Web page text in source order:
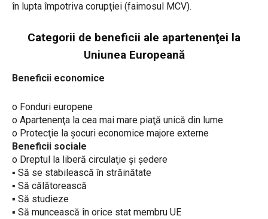
în lupta împotriva corupţiei (faimosul MCV).
Categorii de beneficii ale apartenenţei la
Uniunea Europeană
Beneficii economice
o Fonduri europene
o Apartenenţa la cea mai mare piaţă unică din lume
o Protecţie la şocuri economice majore externe
Beneficii sociale
o Dreptul la liberă circulaţie şi şedere
▪ Să se stabilească în străinătate
▪ Să călătorească
▪ Să studieze
▪ Să muncească în orice stat membru UE